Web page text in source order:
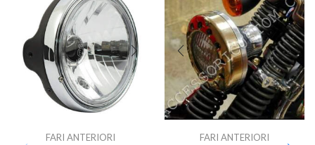
FARI ANTERIORI FARI ANTERIORI